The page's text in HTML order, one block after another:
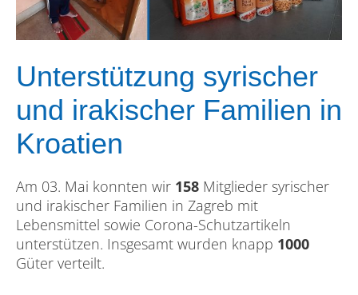
Unterstützung syrischer
und irakischer Familien in
Kroatien
Am 03. Mai konnten wir 158Mitglieder syrischer
und irakischer Familien in Zagreb mit
Lebensmittel sowie Corona-Schutzartikeln
unterstützen. Insgesamt wurden knapp 1000
Güter verteilt.